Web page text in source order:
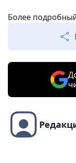
Более